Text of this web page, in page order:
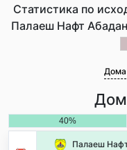
Статистика по
Палаеш Нафт
Дома
40%
Палаеш